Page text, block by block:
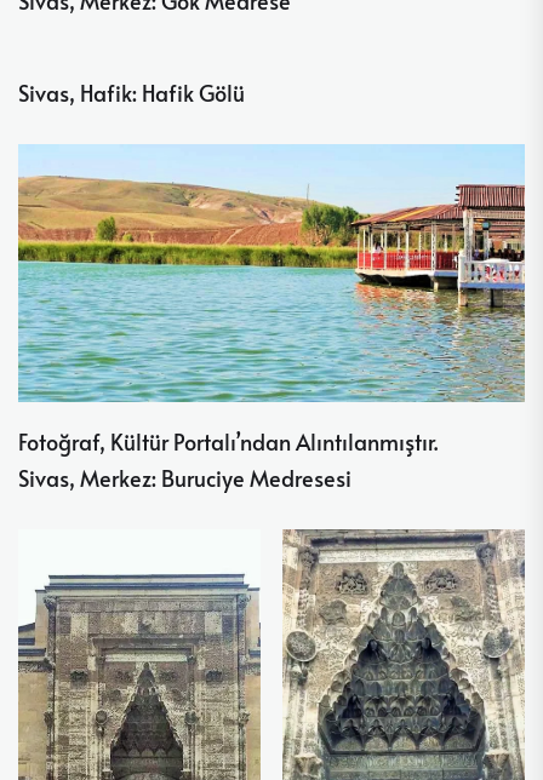
Sivas, Hafik: Hafik Gölü
Fotoğraf, Kültür Portalı’ndan Alıntılanmıştır.
Sivas, Merkez: Buruciye Medresesi